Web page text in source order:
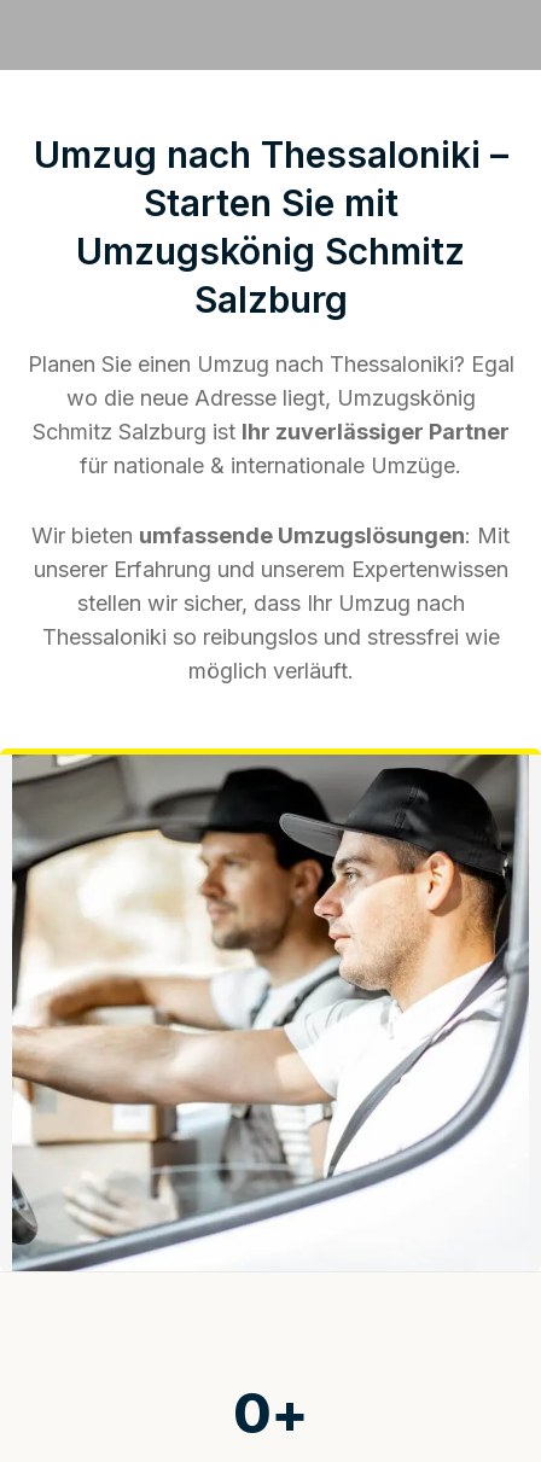
Umzug nach Thessaloniki –
Starten Sie mit
Umzugskönig Schmitz
Salzburg
Planen Sie einen Umzug nach Thessaloniki? Egal
wo die neue Adresse liegt, Umzugskönig
Schmitz Salzburg ist Ihr zuverlässiger Partner
für nationale & internationale Umzüge.
Wir bieten umfassende Umzugslösungen: Mit
unserer Erfahrung und unserem Expertenwissen
stellen wir sicher, dass Ihr Umzug nach
Thessaloniki so reibungslos und stressfrei wie
möglich verläuft.
0+